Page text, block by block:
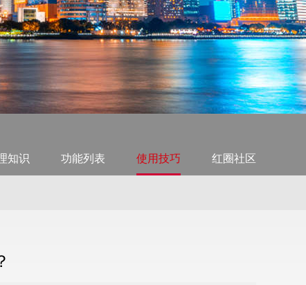
知识 功能列表 使用技巧 红圈社区